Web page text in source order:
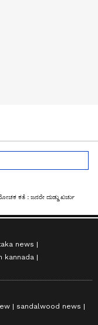
news
kannada
sandalwood news